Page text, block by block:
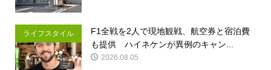
ライフスタイル
F1全戦を2人で現地観戦、航空券と宿泊費
も提供 ハイネケンが異例のキャン...
2026.08.05